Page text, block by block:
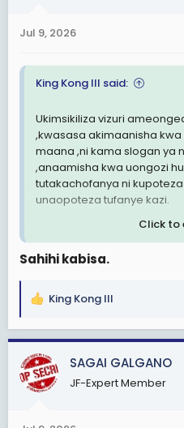
s
Jul 9, 2026
King Kong III said:
Ukimsikiliza vizuri
,kwasasa akimaanisha
maana ,ni kama slogan ya
,anaamisha kwa uongozi
tutakachofanya ni
unaopoteza tufanye kazi.
Viongozi hawasikilizi
kinachoendelea ,nchi
tofauti ya watawala
Click to
Sahihi kabisa.
R
a
c
t
i
King Kong III
SAGAI GALGANO
JF-Expert Member